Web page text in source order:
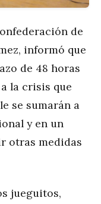
de
informó que
de 48 horas
la crisis que
se sumarán a
y en un
otras medidas
jueguitos,